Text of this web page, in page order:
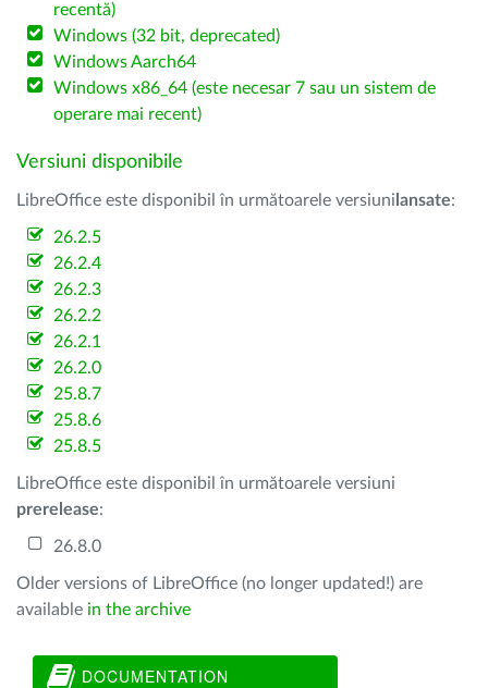
recentă)
Windows (32 bit, deprecated)
Windows Aarch64
Windows x86_64 (este necesar 7 sau un sistem de
operare mai recent)
Versiuni disponibile
LibreOffice este disponibil în următoarele versiuni lansate:
26.2.5
26.2.4
26.2.3
26.2.2
26.2.1
26.2.0
25.8.7
25.8.6
25.8.5
LibreOffice este disponibil în următoarele versiuni
prerelease:
26.8.0
Older versions of LibreOffice (no longer updated!) are
available in the archive
DOCUMENTATION